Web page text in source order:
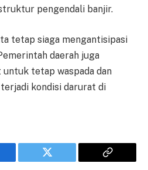
pengendali banjir.
tetap siaga mengantisipasi
daerah juga
tetap waspada dan
kondisi darurat di
Twitter
Copy